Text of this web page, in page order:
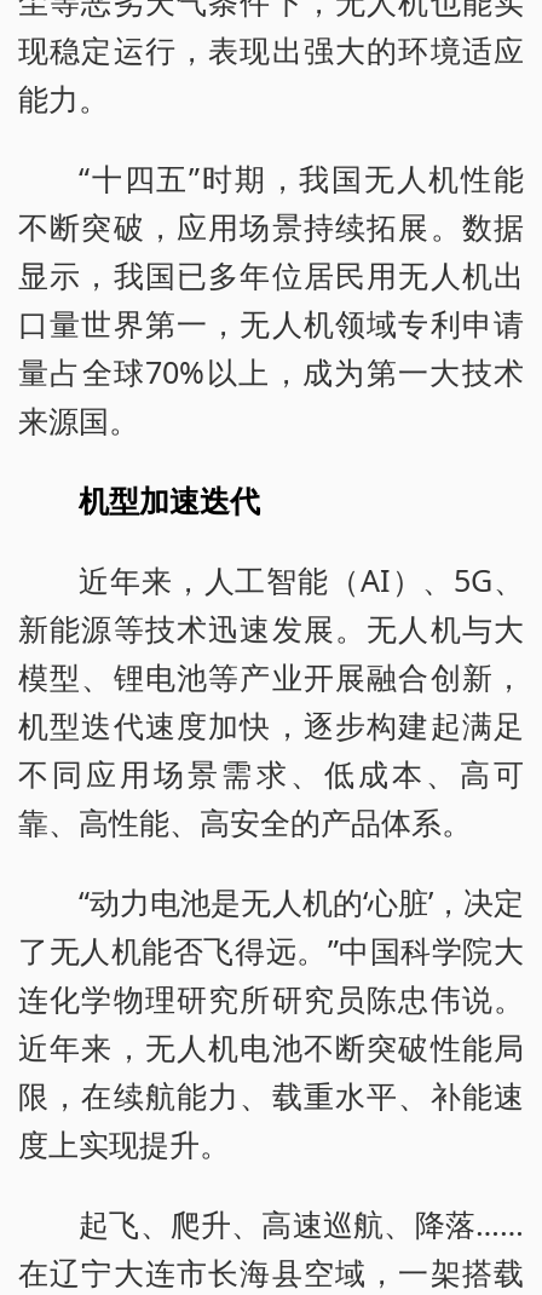
现稳定运行，表现出强大的环境适应
能力。
“十四五”时期，我国无人机性能
不断突破，应用场景持续拓展。数据
显示，我国已多年位居民用无人机出
口量世界第一，无人机领域专利申请
量占全球70%以上，成为第一大技术
来源国。
机型加速迭代
近年来，人工智能（AI）、5G、
新能源等技术迅速发展。无人机与大
模型、锂电池等产业开展融合创新，
机型迭代速度加快，逐步构建起满足
不同应用场景需求、低成本、高可
靠、高性能、高安全的产品体系。
“动力电池是无人机的‘心脏’，决定
了无人机能否飞得远。”中国科学院大
连化学物理研究所研究员陈忠伟说。
近年来，无人机电池不断突破性能局
限，在续航能力、载重水平、补能速
度上实现提升。
起飞、爬升、高速巡航、降落……
在辽宁大连市长海县空域，一架搭载